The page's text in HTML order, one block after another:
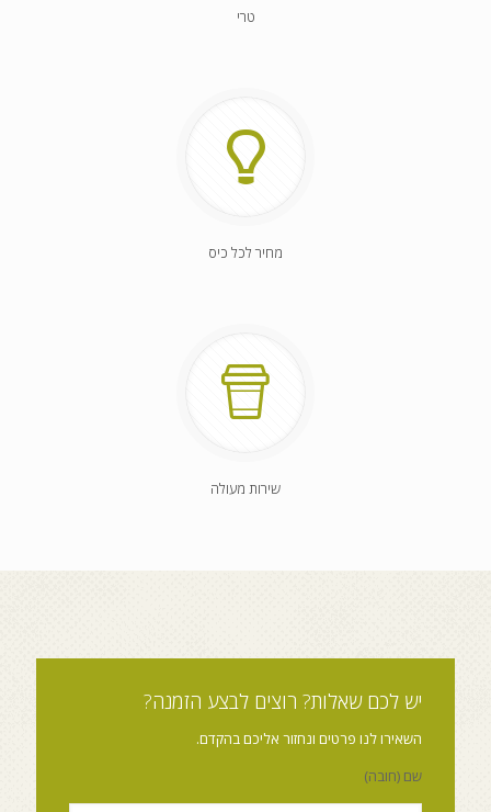
טרי
מחיר לכל כיס
שירות מעולה
יש לכם שאלות? רוצים לבצע הזמנה?
השאירו לנו פרטים ונחזור אליכם בהקדם.
שם (חובה)